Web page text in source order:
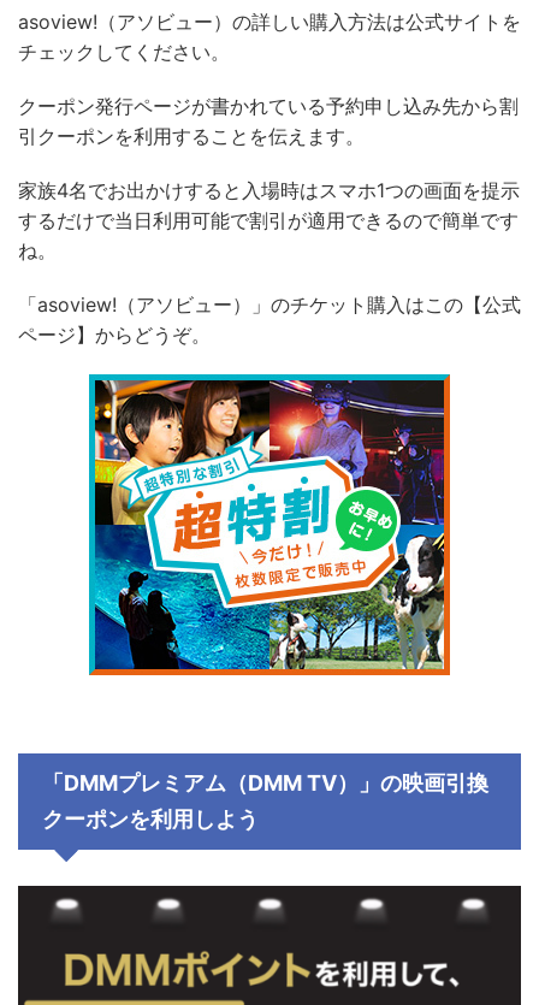
asoview!（アソビュー）の詳しい購入方法は公式サイトを
チェックしてください。
クーポン発行ページが書かれている予約申し込み先から割
引クーポンを利用することを伝えます。
家族4名でお出かけすると入場時はスマホ1つの画面を提示
するだけで当日利用可能で割引が適用できるので簡単です
ね。
「asoview!（アソビュー）」のチケット購入はこの【公式
ページ】からどうぞ。
「DMMプレミアム（DMM TV）」の映画引換
クーポンを利用しよう